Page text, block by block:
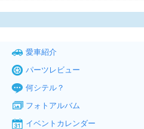
愛車紹介
パーツレビュー
何シテル？
フォトアルバム
イベントカレンダー